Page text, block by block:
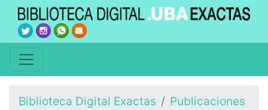
Biblioteca Digital Exactas
Publicaciones